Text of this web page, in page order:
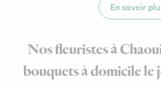
En savoir
Nos fleuristes à
bouquets à domicile